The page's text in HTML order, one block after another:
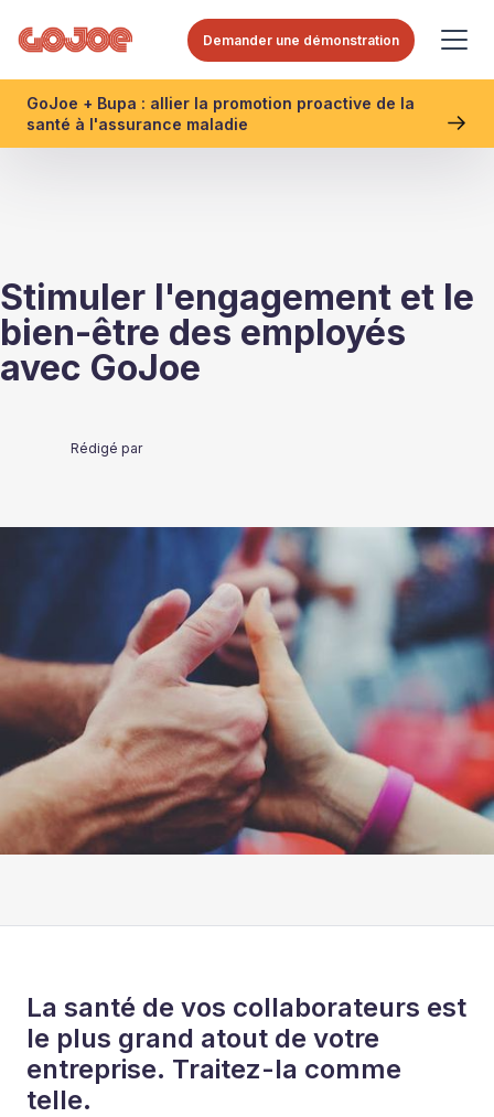
Demander une démonstration
GoJoe + Bupa : allier la promotion proactive de la
santé à l'assurance maladie
Stimuler l'engagement et le
bien-être des employés
avec GoJoe
Rédigé par
La santé de vos collaborateurs est
le plus grand atout de votre
entreprise. Traitez-la comme
telle.